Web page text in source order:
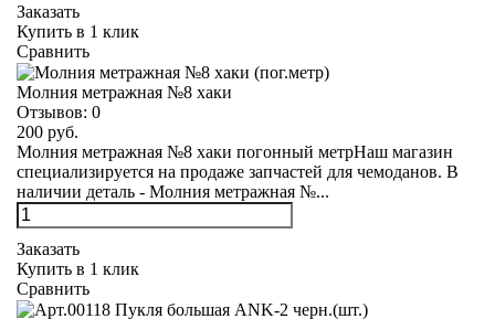
Заказать
Купить в 1 клик
Сравнить
Молния метражная №8 хаки
Отзывов: 0
200 руб.
Молния метражная №8 хаки погонный метрНаш магазин
специализируется на продаже запчастей для чемоданов. В
наличии деталь - Молния метражная №...
Заказать
Купить в 1 клик
Сравнить